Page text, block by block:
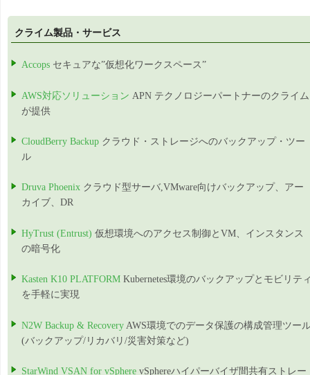
クライム製品・サービス
Accops セキュアな”仮想化ワークスペース”
AWS対応ソリューション APN テクノロジーパートナーのクライム
が提供
CloudBerry Backup クラウド・ストレージへのバックアップ・ツー
ル
Druva Phoenix クラウド型サーバ,VMware向けバックアップ、アー
カイブ、DR
HyTrust (Entrust) 仮想環境へのアクセス制御とVM、インスタンス
の暗号化
Kasten K10 PLATFORM Kubernetes環境のバックアップとモビリテ
を手軽に実現
N2W Backup & Recovery AWS環境でのデータ保護の構成管理ツー
(バックアップ/リカバリ/災害対策など)
StarWind VSAN for vSphere vSphereハイパーバイザ間共有ストレー